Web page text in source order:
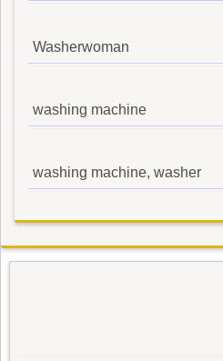
Washerwoman
washing machine
washing machine, washer